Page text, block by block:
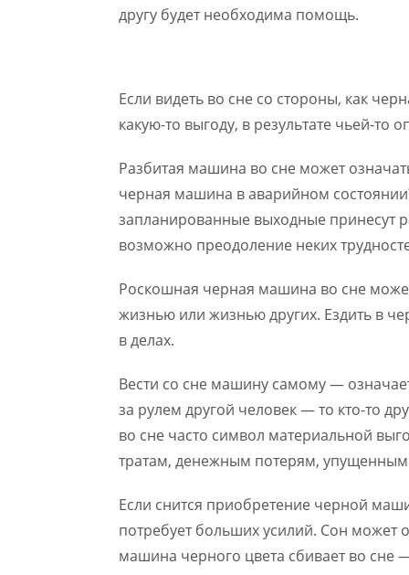
другу будет необходима помощь.
Если видеть во сне со стороны, как
какую-то выгоду, в результате чьей-то
Разбитая машина во сне может
черная машина в аварийном
запланированные выходные принесут
возможно преодоление неких
Роскошная черная машина во сне
жизнью или жизнью других. Ездить в
в делах.
Вести со сне машину самому —
за рулем другой человек — то кто-то
во сне часто символ материальной
тратам, денежным потерям,
Если снится приобретение черной
потребует больших усилий. Сон может
машина черного цвета сбивает во сне